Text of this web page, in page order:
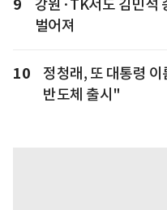
9
강원·TK서도 김민석
벌어져
10
정청래, 또 대통령
반도체 출시"